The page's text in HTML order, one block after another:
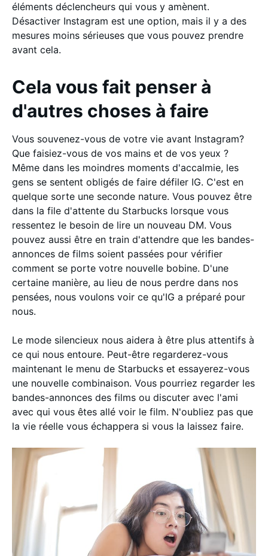
éléments déclencheurs qui vous y amènent.
Désactiver Instagram est une option, mais il y a des
mesures moins sérieuses que vous pouvez prendre
avant cela.
Cela vous fait penser à
d'autres choses à faire
Vous souvenez-vous de votre vie avant Instagram?
Que faisiez-vous de vos mains et de vos yeux ?
Même dans les moindres moments d'accalmie, les
gens se sentent obligés de faire défiler IG. C'est en
quelque sorte une seconde nature. Vous pouvez être
dans la file d'attente du Starbucks lorsque vous
ressentez le besoin de lire un nouveau DM. Vous
pouvez aussi être en train d'attendre que les bandes-
annonces de films soient passées pour vérifier
comment se porte votre nouvelle bobine. D'une
certaine manière, au lieu de nous perdre dans nos
pensées, nous voulons voir ce qu'IG a préparé pour
nous.
Le mode silencieux nous aidera à être plus attentifs à
ce qui nous entoure. Peut-être regarderez-vous
maintenant le menu de Starbucks et essayerez-vous
une nouvelle combinaison. Vous pourriez regarder les
bandes-annonces des films ou discuter avec l'ami
avec qui vous êtes allé voir le film. N'oubliez pas que
la vie réelle vous échappera si vous la laissez faire.